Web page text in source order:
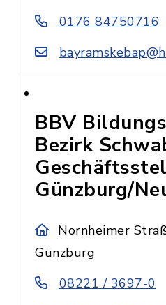
0176 84750716
BBV
Bezirk
Günzburg/
Nornheimer
Günzburg
08221 / 3697-0